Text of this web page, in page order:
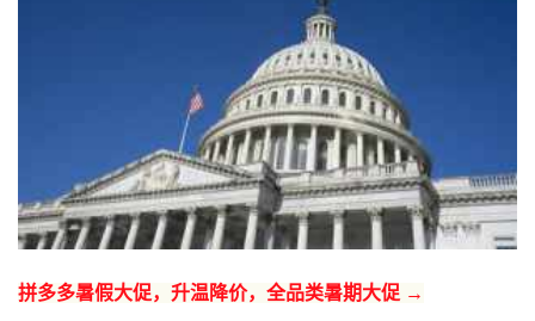
拼多多暑假大促，升温降价，全品类暑期大促 →